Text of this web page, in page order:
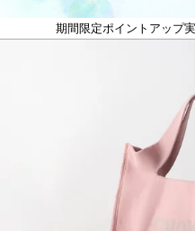
期間限定ポイントアップ